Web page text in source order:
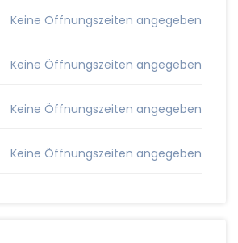
Keine Öffnungszeiten angegeben
Keine Öffnungszeiten angegeben
Keine Öffnungszeiten angegeben
Keine Öffnungszeiten angegeben